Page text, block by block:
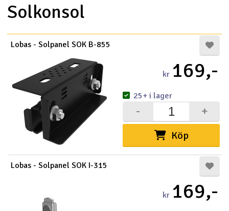
Outlet
Radioutrustning
Raketer
Scooter & elfordon
Smarthem, lek och hobby
Solenergi
Verktyg, utrustning och tillbehör
Presentkort
Solkonsol
Lobas - Solpanel SOK B-855
kr 169,-
Köp
+
-
25+ i lager
Lobas - Solpanel SOK I-315
kr 169,-